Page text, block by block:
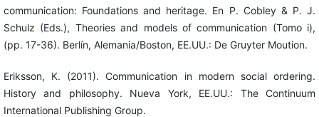
communication: Foundations and heritage. En P. Cobley & P. J.
Schulz (Eds.), Theories and models of communication (Tomo i),
(pp. 17-36). Berlín, Alemania/Boston, EE.UU.: De Gruyter Moution.
Eriksson, K. (2011). Communication in modern social ordering.
History and philosophy. Nueva York, EE.UU.: The Continuum
International Publishing Group.